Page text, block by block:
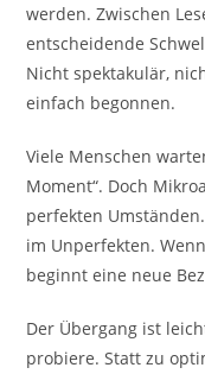
werden. Zwischen
entscheidende
Nicht spektakulär,
einfach begonnen.
Viele Menschen
Moment“. Doch
perfekten
im Unperfekten.
beginnt eine neue
Der Übergang ist
probiere. Statt zu